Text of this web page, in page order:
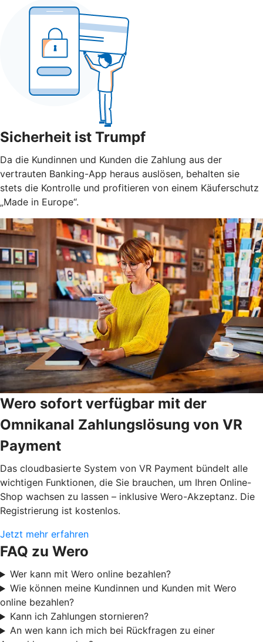
Sicherheit ist Trumpf
Da die Kundinnen und Kunden die Zahlung aus der
vertrauten Banking-App heraus auslösen, behalten sie
stets die Kontrolle und profitieren von einem Käuferschutz
„Made in Europe“.
Wero sofort verfügbar mit der
Omnikanal Zahlungslösung von VR
Payment
Das cloudbasierte System von VR Payment bündelt alle
wichtigen Funktionen, die Sie brauchen, um Ihren Online-
Shop wachsen zu lassen – inklusive Wero-Akzeptanz. Die
Registrierung ist kostenlos.
Jetzt mehr erfahren
FAQ zu Wero
Wer kann mit Wero online bezahlen?
Wie können meine Kundinnen und Kunden mit Wero
online bezahlen?
Kann ich Zahlungen stornieren?
An wen kann ich mich bei Rückfragen zu einer